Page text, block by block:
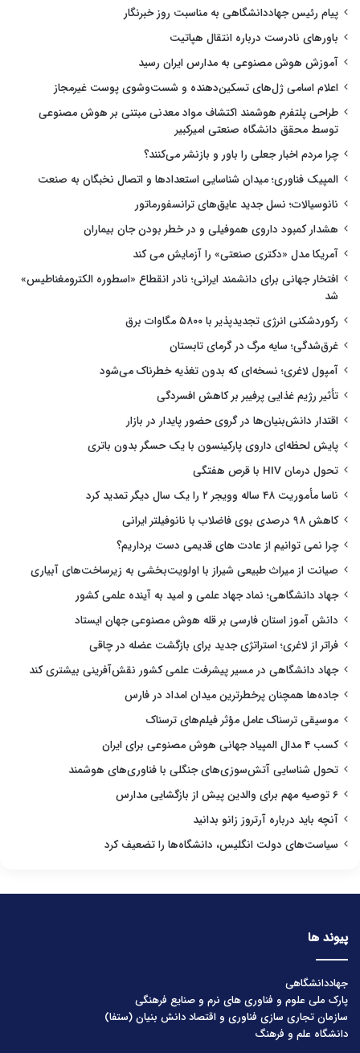
پیام رئیس جهاددانشگاهی به مناسبت روز خبرنگار
باورهای نادرست درباره انتقال هپاتیت
آموزش هوش مصنوعی به مدارس ایران رسید
اعلام اسامی ژل‌های تسکین‌دهنده و شست‌وشوی پوست غیرمجاز
طراحی پلتفرم هوشمند اکتشاف مواد معدنی مبتنی بر هوش مصنوعی
توسط محقق دانشگاه صنعتی امیرکبیر
چرا مردم اخبار جعلی را باور و بازنشر می‌کنند؟
المپیک فناوری؛ میدان شناسایی استعدادها و اتصال نخبگان به صنعت
نانوسیالات؛ نسل جدید عایق‌های ترانسفورماتور
هشدار کمبود داروی هموفیلی و در خطر بودن جان بیماران
آمریکا مدل «دکتری صنعتی» را آزمایش می کند
افتخار جهانی برای دانشمند ایرانی؛ نادر انقطاع «اسطوره الکترومغناطیس»
شد
رکوردشکنی انرژی تجدیدپذیر با ۵۸۰۰ مگاوات برق
غرق‌شدگی؛ سایه مرگ در گرمای تابستان
آمپول لاغری؛ نسخه‌ای که بدون تغذیه خطرناک می‌شود
تأثیر رژیم غذایی پرفیبر بر کاهش افسردگی
اقتدار دانش‌بنیان‌ها در گروی حضور پایدار در بازار
پایش لحظه‌ای داروی پارکینسون با یک حسگر بدون باتری
تحول درمان HIV با قرص هفتگی
ناسا مأموریت ۴۸ ساله وویجر ۲ را یک سال دیگر تمدید کرد
کاهش ۹۸ درصدی بوی فاضلاب با نانوفیلتر ایرانی
چرا نمی توانیم از عادت های قدیمی دست برداریم؟
صیانت از میراث طبیعی شیراز با اولویت‌بخشی به زیرساخت‌های آبیاری
جهاد دانشگاهی؛ نماد جهاد علمی و امید به آینده علمی کشور
دانش آموز استان فارسی بر قله هوش مصنوعی جهان ایستاد
فراتر از لاغری؛ استراتژی جدید برای بازگشت عضله در چاقی
جهاد دانشگاهی در مسیر پیشرفت علمی کشور نقش‌آفرینی بیشتری کند
جاده‌ها همچنان پرخطرترین میدان امداد در فارس
موسیقی ترسناک عامل مؤثر فیلم‌های ترسناک
کسب ۴ مدال المپیاد جهانی هوش مصنوعی برای ایران
تحول شناسایی آتش‌سوزی‌های جنگلی با فناوری‌های هوشمند
۶ توصیه مهم برای والدین پیش از بازگشایی مدارس
آنچه باید درباره آرتروز زانو بدانید
سیاست‌های دولت انگلیس، دانشگاه‌ها را تضعیف کرد
پیوند ها
جهاددانشگاهی
پارک ملی علوم و فناوری های نرم و صنایع فرهنگی
سازمان تجاری سازی فناوری و اقتصاد دانش بنیان (ستفا)
دانشگاه علم و فرهنگ